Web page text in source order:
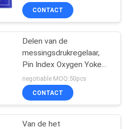
CONTACT
Delen van de
messingsdrukregelaar,
Pin Index Oxygen Yoke
Assembly
negotiable MOQ:50pcs
CONTACT
Van de het